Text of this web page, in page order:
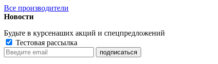
Все производители
Новости
Будьте в курсенаших акций и спецпредложений
Тестовая рассылка